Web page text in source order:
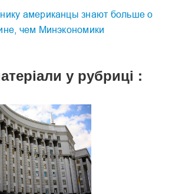
американцы знают больше о
чем Минэкономики
у рубриці :